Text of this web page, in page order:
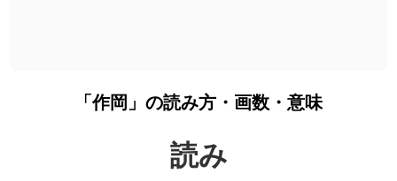
「作岡」の読み方・画数・意味
読み